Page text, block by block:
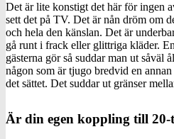
Det är lite konstigt det här för ingen
sett det på TV. Det är nån dröm om
och hela den känslan. Det är
gå runt i frack eller glittriga kläder.
gästerna gör så suddar man ut såväl
någon som är tjugo bredvid en
det sättet. Det suddar ut gränser
Är din egen koppling till